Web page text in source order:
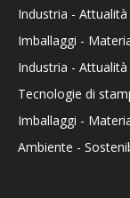
Industria - Attualità
Imballaggi -
Industria - Attualità
Tecnologie di
Imballaggi -
Ambiente -